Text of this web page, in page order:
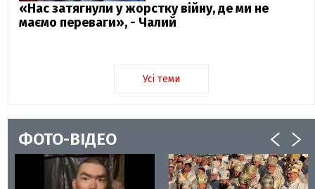
«Нас затягнули у жорстку війну, де ми не
маємо переваги», - Чалий
Усі теми
ФОТО-ВІДЕО